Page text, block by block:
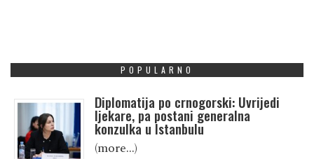
POPULARNO
Diplomatija po crnogorski: Uvrijedi
ljekare, pa postani generalna
konzulka u Istanbulu
(more…)